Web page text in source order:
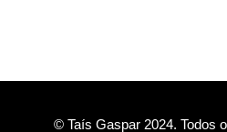
© Taís Gaspar 2024. Todos